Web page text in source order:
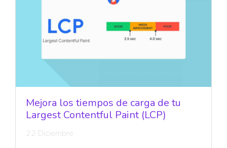
Mejora los tiempos de carga de tu
Largest Contentful Paint (LCP)
22 Diciembre